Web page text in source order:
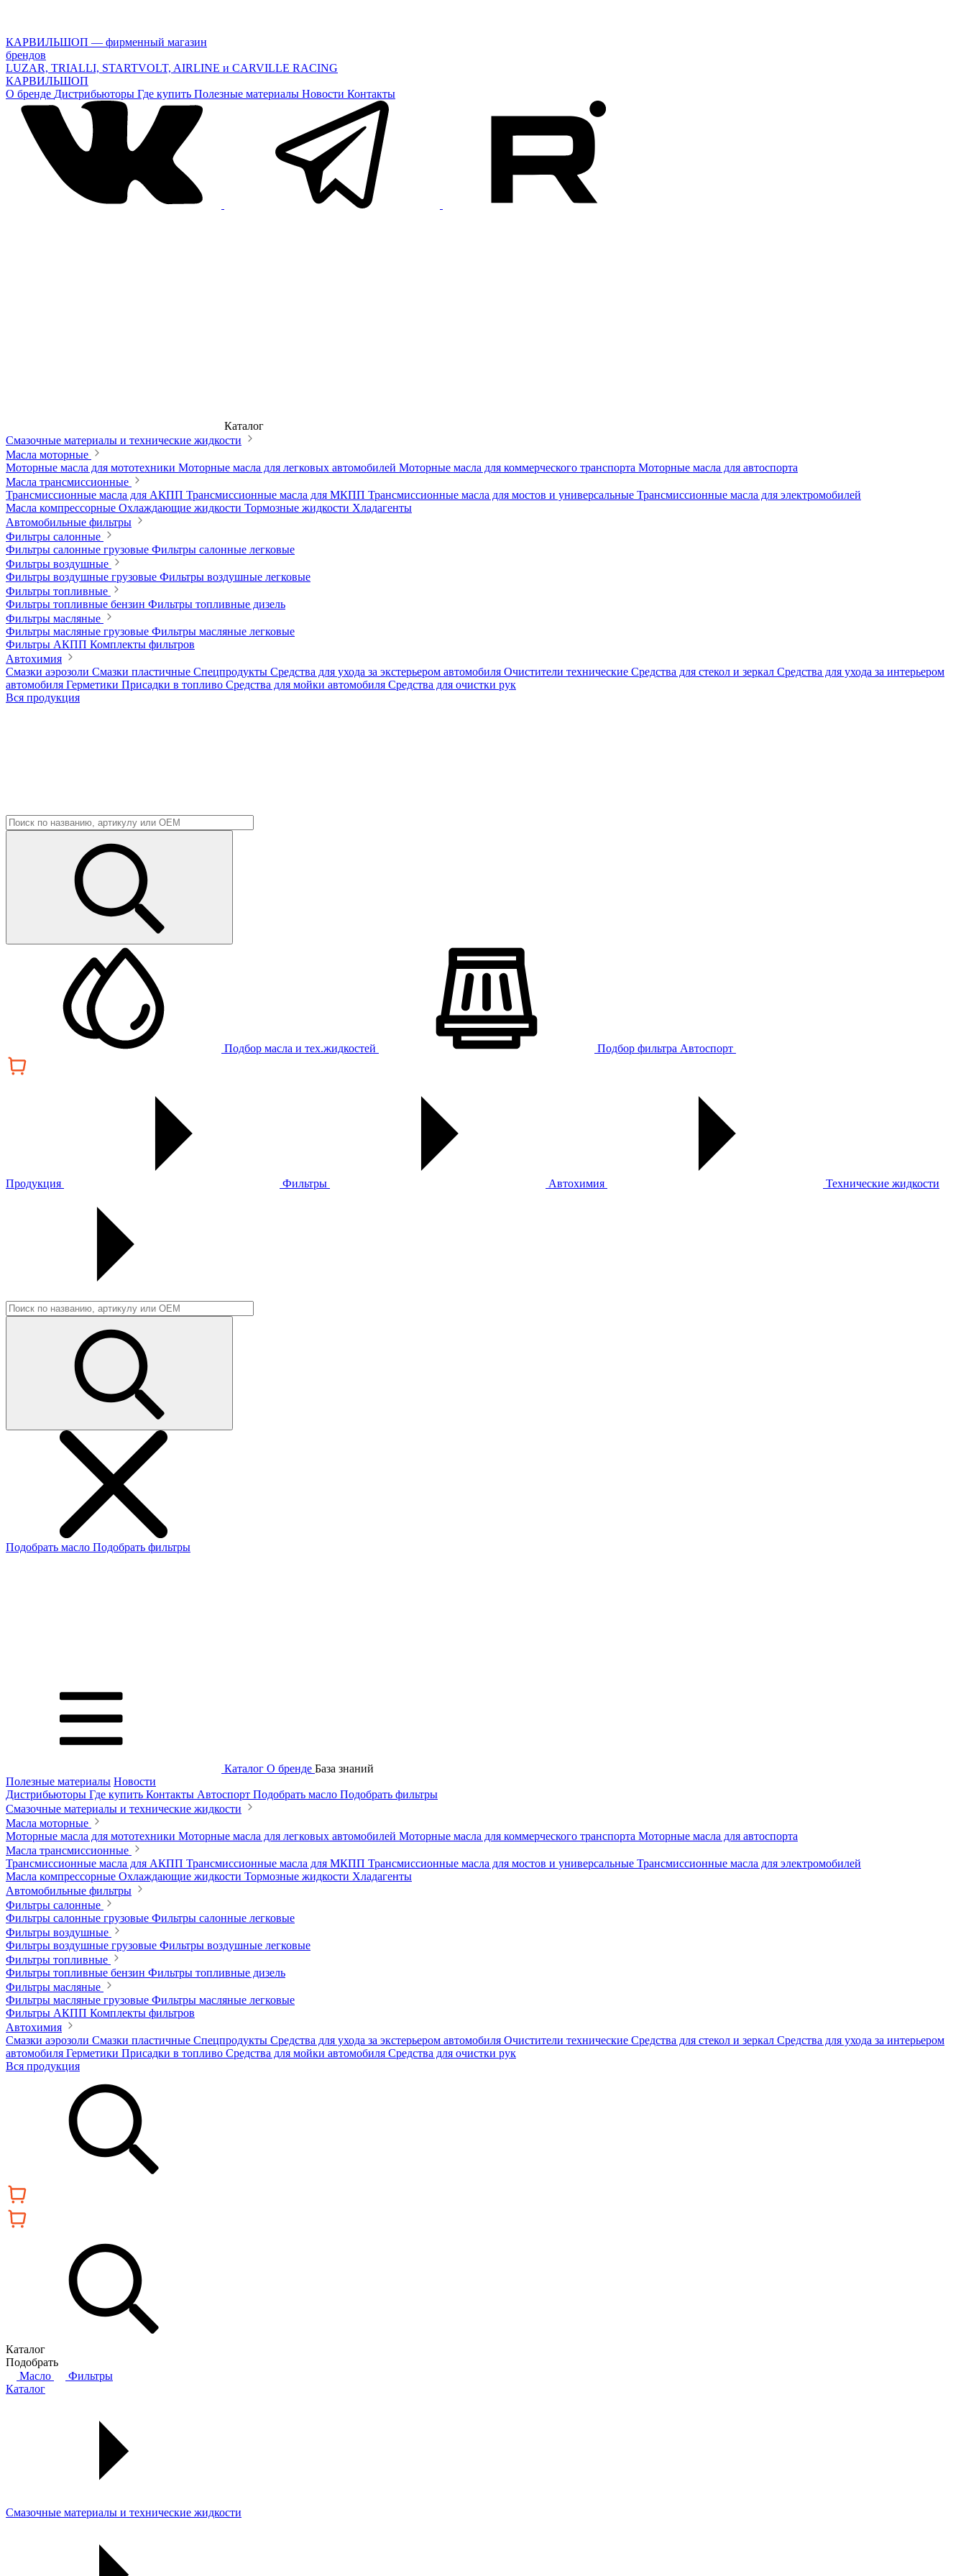
КАРВИЛЬШОП — фирменный магазин
брендов
LUZAR, TRIALLI, STARTVOLT, AIRLINE и CARVILLE RACING
КАРВИЛЬШОП
О бренде Дистрибьюторы Где купить Полезные материалы Новости Контакты
Каталог
Смазочные материалы и технические жидкости
Масла моторные
Моторные масла для мототехники Моторные масла для легковых автомобилей Моторные масла для коммерческого транспорта Моторные масла для автоспорта
Масла трансмиссионные
Трансмиссионные масла для АКПП Трансмиссионные масла для МКПП Трансмиссионные масла для мостов и универсальные Трансмиссионные масла для электромобилей
Масла компрессорные Охлаждающие жидкости Тормозные жидкости Хладагенты
Автомобильные фильтры
Фильтры салонные
Фильтры салонные грузовые Фильтры салонные легковые
Фильтры воздушные
Фильтры воздушные грузовые Фильтры воздушные легковые
Фильтры топливные
Фильтры топливные бензин Фильтры топливные дизель
Фильтры масляные
Фильтры масляные грузовые Фильтры масляные легковые
Фильтры АКПП Комплекты фильтров
Автохимия
Смазки аэрозоли Смазки пластичные Спецпродукты Средства для ухода за экстерьером автомобиля Очистители технические Средства для стекол и зеркал Средства для ухода за интерьером
автомобиля Герметики Присадки в топливо Средства для мойки автомобиля Средства для очистки рук
Вся продукция
Подбор масла и тех.жидкостей Подбор фильтра Автоспорт
Продукция Фильтры Автохимия Технические жидкости
Подобрать масло Подобрать фильтры
Каталог О бренде База знаний
Полезные материалы Новости
Дистрибьюторы Где купить Контакты Автоспорт Подобрать масло Подобрать фильтры
Смазочные материалы и технические жидкости
Масла моторные
Моторные масла для мототехники Моторные масла для легковых автомобилей Моторные масла для коммерческого транспорта Моторные масла для автоспорта
Масла трансмиссионные
Трансмиссионные масла для АКПП Трансмиссионные масла для МКПП Трансмиссионные масла для мостов и универсальные Трансмиссионные масла для электромобилей
Масла компрессорные Охлаждающие жидкости Тормозные жидкости Хладагенты
Автомобильные фильтры
Фильтры салонные
Фильтры салонные грузовые Фильтры салонные легковые
Фильтры воздушные
Фильтры воздушные грузовые Фильтры воздушные легковые
Фильтры топливные
Фильтры топливные бензин Фильтры топливные дизель
Фильтры масляные
Фильтры масляные грузовые Фильтры масляные легковые
Фильтры АКПП Комплекты фильтров
Автохимия
Смазки аэрозоли Смазки пластичные Спецпродукты Средства для ухода за экстерьером автомобиля Очистители технические Средства для стекол и зеркал Средства для ухода за интерьером
автомобиля Герметики Присадки в топливо Средства для мойки автомобиля Средства для очистки рук
Вся продукция
Каталог
Подобрать
Масло
Фильтры
Каталог
Смазочные материалы и технические жидкости